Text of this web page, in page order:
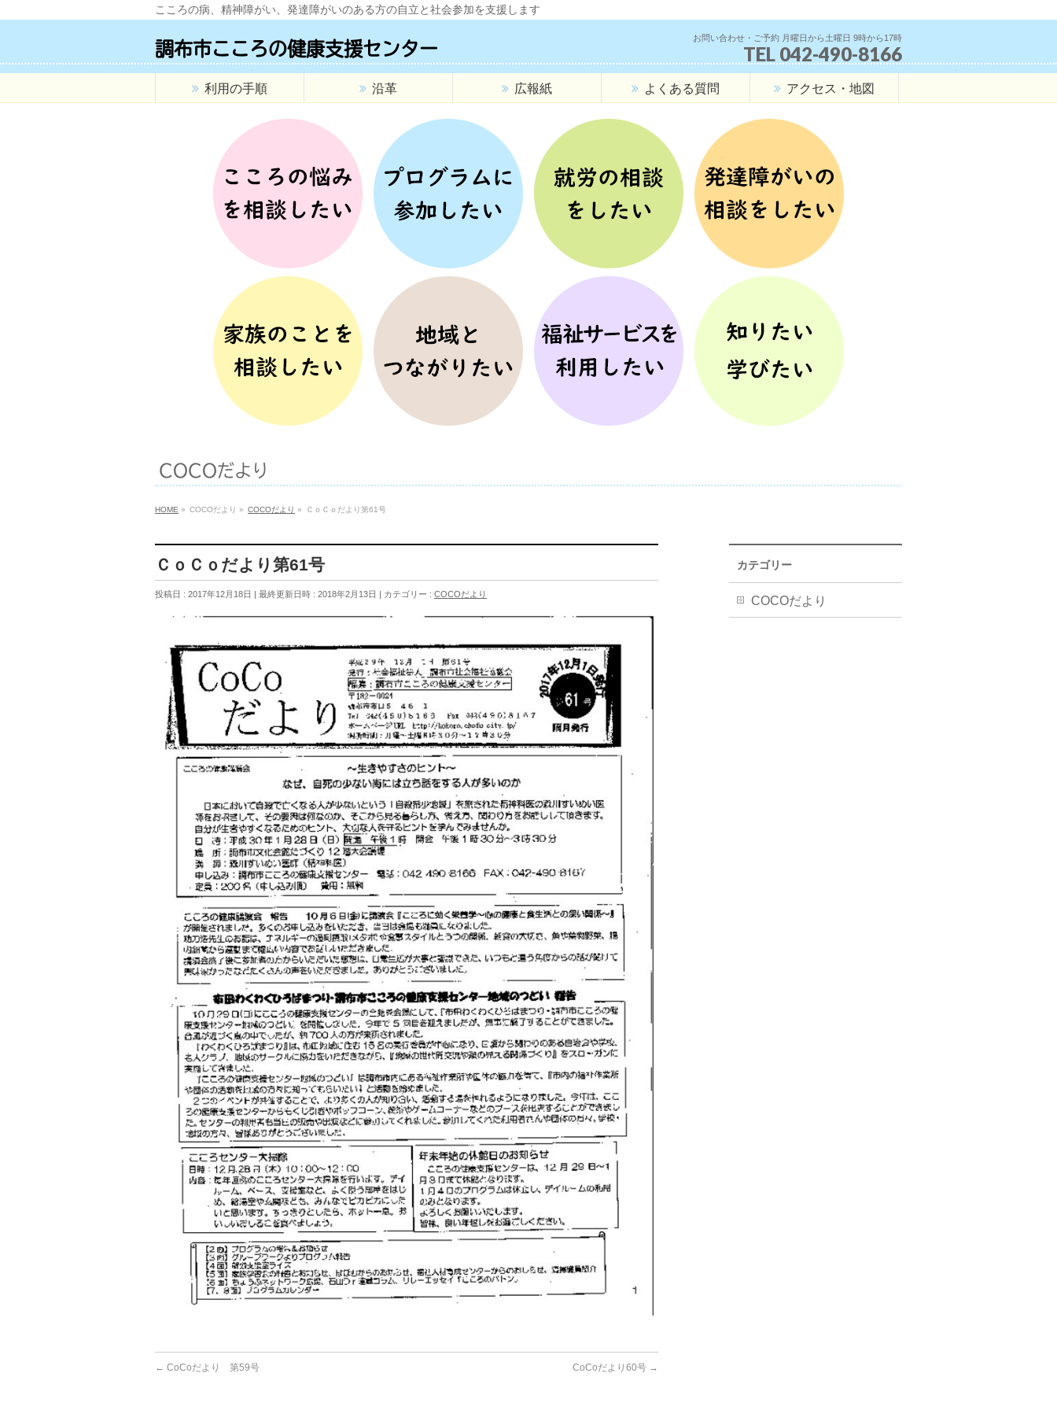
こころの病、精神障がい、発達障がいのある方の自立と社会参加を支援します
調布市こころの健康支援センター
お問い合わせ・ご予約 月曜日から土曜日 9時から17時
TEL 042-490-8166
利用の手順 沿革 広報紙 よくある質問 アクセス・地図
COCOだより
HOME » COCOだより » COCOだより » ＣｏＣｏだより第61号
ＣｏＣｏだより第61号
投稿日 : 2017年12月18日 最終更新日時 : 2018年2月13日 カテゴリー : COCOだより
← CoCoだより 第59号 CoCoだより60号 →
カテゴリー
COCOだより